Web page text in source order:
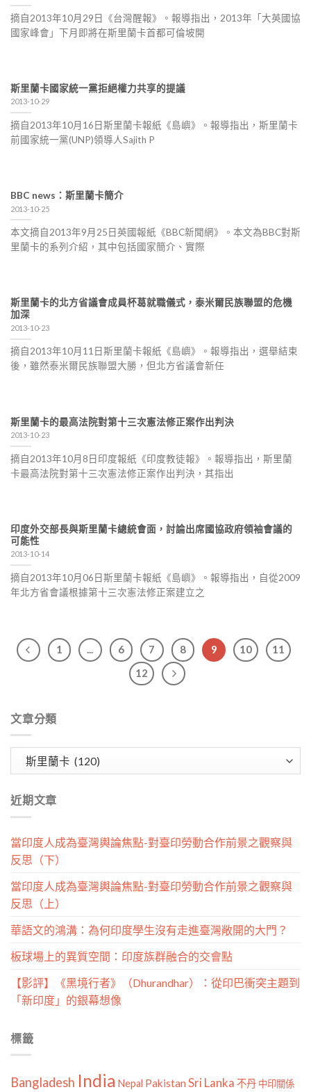
摘自2013年10月29日《台灣醒報》。報導指出，2013年「大英國協
國家峰會」下月即將在斯里蘭卡首都可倫坡開
斯里蘭卡國家統一黨拒絕權力共享的提議
2013-10-29
摘自2013年10月16日斯里蘭卡報紙《島嶼》。報導指出，斯里蘭卡
前國家統一黨(UNP)領導人Sajith P
BBC news：斯里蘭卡簡介
2013-10-25
本文摘自2013年9月25日英國報紙《BBC新聞網》。本文為BBC對斯
里蘭卡的系列介紹，其中包括國家簡介、實際
斯里蘭卡的北方省議會成員杯葛就職儀式，泰米爾民族聯盟的危機
加深
2013-10-23
摘自2013年10月11日斯里蘭卡報紙《島嶼》。報導指出，選舉結束
後，雖然泰米爾民族聯盟大勝，但北方省議會新任
斯里蘭卡的最高法院對第十三次憲法修正案作出判決
2013-10-23
摘自2013年10月8日印度報紙《印度教徒報》。報導指出，斯里蘭
卡最高法院對第十三次憲法修正案作出判決，其指出
印度外交部長與斯里蘭卡總統會面，討論出席國協政府領袖會議的
可能性
2013-10-14
摘自2013年10月06日斯里蘭卡報紙《島嶼》。報導指出，自從2009
年北方省會議根據第十三次憲法修正案建立之
1 ... 6 7 8 9 10
11
12
文章分類
類
近期文章
當印度人成為臺灣輿論焦點-對臺印勞動合作前景之觀察與
反思（下）
當印度人成為臺灣輿論焦點-對臺印勞動合作前景之觀察與
反思（上）
華語文的鴻溝：為何印度學生沒有走進臺灣敞開的大門？
板球場上的異質空間：印度族群融合的交會點
【影評】《黑境行者》（Dhurandhar）：從印巴衝突主題到
「新印度」的銀幕想像
標籤
Bangladesh India Nepal Pakistan Sri Lanka 不丹 中印關係